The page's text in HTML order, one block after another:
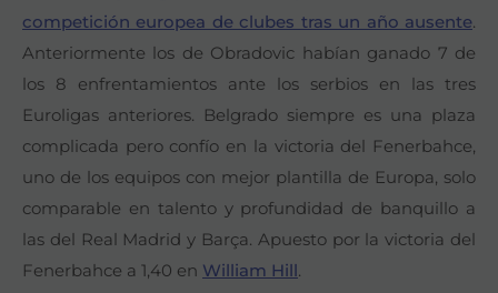
competición europea de clubes tras un año ausente.
Anteriormente los de Obradovic habían ganado 7 de
los 8 enfrentamientos ante los serbios en las tres
Euroligas anteriores. Belgrado siempre es una plaza
complicada pero confío en la victoria del Fenerbahce,
uno de los equipos con mejor plantilla de Europa, solo
comparable en talento y profundidad de banquillo a
las del Real Madrid y Barça. Apuesto por la victoria del
Fenerbahce a 1,40 en William Hill.